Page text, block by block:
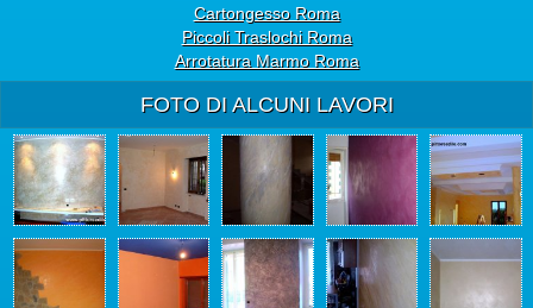
Cartongesso Roma
Piccoli Traslochi Roma
Arrotatura Marmo Roma
FOTO DI ALCUNI LAVORI